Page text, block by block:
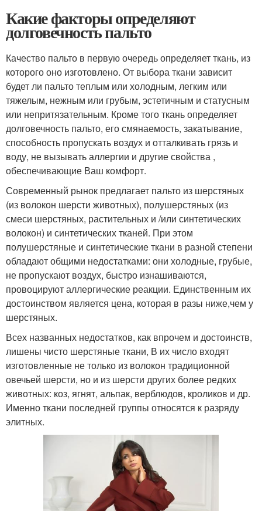
Какие факторы определяют
долговечность пальто
Качество пальто в первую очередь определяет ткань, из
которого оно изготовлено. От выбора ткани зависит
будет ли пальто теплым или холодным, легким или
тяжелым, нежным или грубым, эстетичным и статусным
или непритязательным. Кроме того ткань определяет
долговечность пальто, его смянаемость, закатывание,
способность пропускать воздух и отталкивать грязь и
воду, не вызывать аллергии и другие свойства ,
обеспечивающие Ваш комфорт.
Современный рынок предлагает пальто из шерстяных
(из волокон шерсти животных), полушерстяных (из
смеси шерстяных, растительных и /или синтетических
волокон) и синтетических тканей. При этом
полушерстяные и синтетические ткани в разной степени
обладают общими недостатками: они холодные, грубые,
не пропускают воздух, быстро изнашиваются,
провоцируют аллергические реакции. Единственным их
достоинством является цена, которая в разы ниже,чем у
шерстяных.
Всех названных недостатков, как впрочем и достоинств,
лишены чисто шерстяные ткани, В их число входят
изготовленные не только из волокон традиционной
овечьей шерсти, но и из шерсти других более редких
животных: коз, ягнят, альпак, верблюдов, кроликов и др.
Именно ткани последней группы относятся к разряду
элитных.